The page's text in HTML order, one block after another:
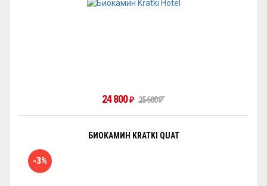
24 800 ₽ 25 600₽
БИОКАМИН KRATKI QUAT
-3%